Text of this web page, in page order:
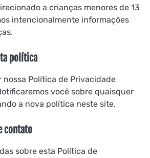
a crianças menores de 13
intencionalmente informações
política
nossa Política de Privacidade
você sobre quaisquer
a nova política neste site.
contato
sobre esta Política de